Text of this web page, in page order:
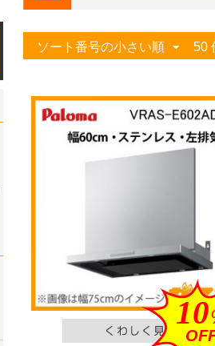
ソート番号の小さい順 50
10